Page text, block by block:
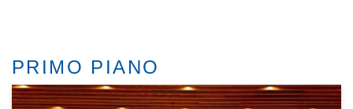
PRIMO PIANO